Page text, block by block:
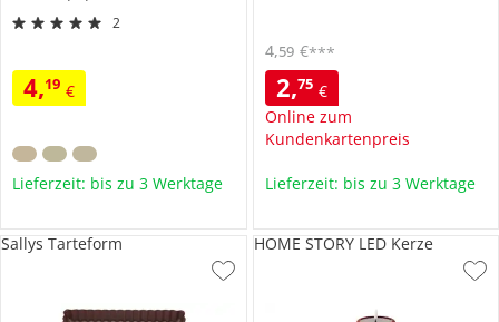
2
4,19 €
Lieferzeit: bis zu 3 Werktage
2,75 €
Online zum
Kundenkartenpreis
4,59 €***
Lieferzeit: bis zu 3 Werktage
Sallys Tarteform HOME STORY LED Kerze